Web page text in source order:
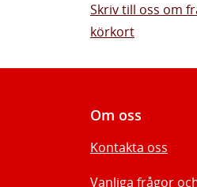
Skriv till oss om
körkort
Om oss
Kontakta oss
Vanliga frågor